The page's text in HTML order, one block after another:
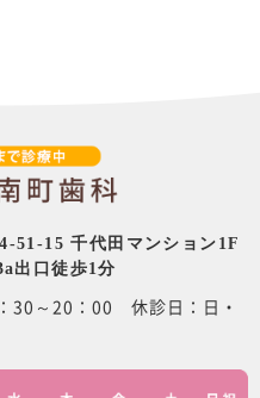
51-15 千代田マンション1F
出口徒歩1分
30～20：00 休診日：日・